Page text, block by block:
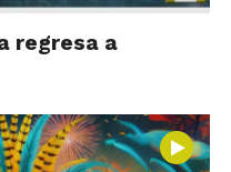
regresa a